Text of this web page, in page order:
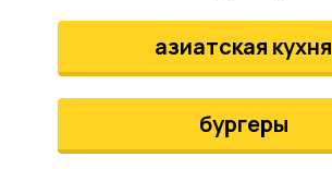
азиатская кухня
бургеры